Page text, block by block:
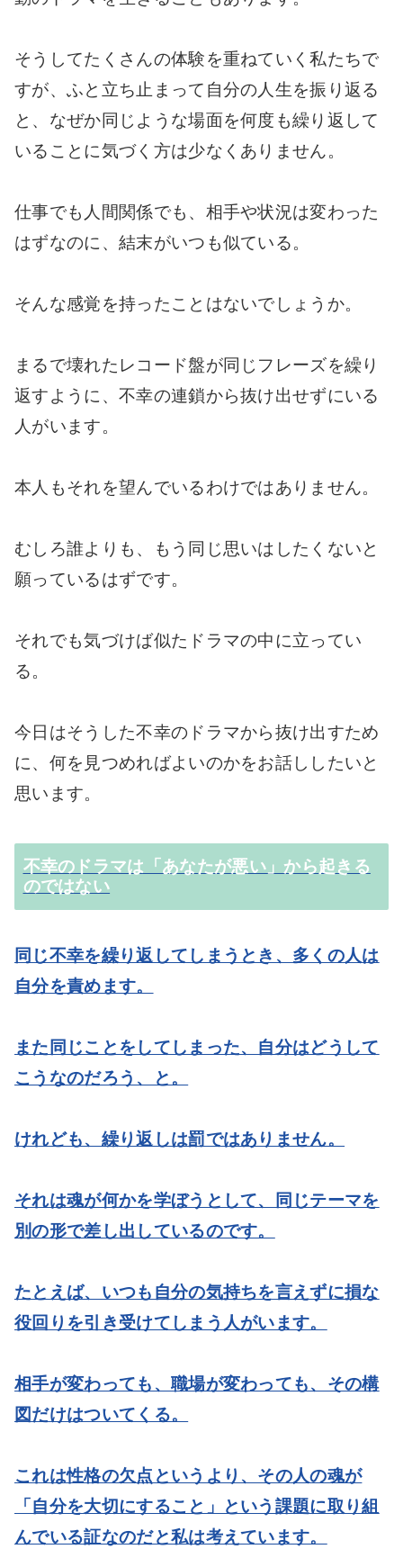
そうしてたくさんの体験を重ねていく私たちで
すが、ふと立ち止まって自分の人生を振り返る
と、なぜか同じような場面を何度も繰り返して
いることに気づく方は少なくありません。
仕事でも人間関係でも、相手や状況は変わった
はずなのに、結末がいつも似ている。
そんな感覚を持ったことはないでしょうか。
まるで壊れたレコード盤が同じフレーズを繰り
返すように、不幸の連鎖から抜け出せずにいる
人がいます。
本人もそれを望んでいるわけではありません。
むしろ誰よりも、もう同じ思いはしたくないと
願っているはずです。
それでも気づけば似たドラマの中に立ってい
る。
今日はそうした不幸のドラマから抜け出すため
に、何を見つめればよいのかをお話ししたいと
思います。
不幸のドラマは「あなたが悪い」から起きる
のではない
同じ不幸を繰り返してしまうとき、多くの人は
自分を責めます。
また同じことをしてしまった、自分はどうして
こうなのだろう、と。
けれども、繰り返しは罰ではありません。
それは魂が何かを学ぼうとして、同じテーマを
別の形で差し出しているのです。
たとえば、いつも自分の気持ちを言えずに損な
役回りを引き受けてしまう人がいます。
相手が変わっても、職場が変わっても、その構
図だけはついてくる。
これは性格の欠点というより、その人の魂が
「自分を大切にすること」という課題に取り組
んでいる証なのだと私は考えています。